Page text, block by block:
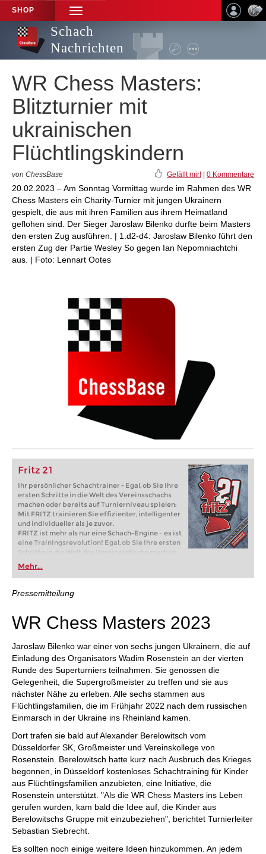
SHOP
TOGGLE
NAVIGATION
Schach
Nachrichten
WR Chess Masters:
Blitzturnier mit
ukrainischen
Flüchtlingskindern
von ChessBase Gefällt mir! 0 Kommentare
20.02.2023 – Am Sonntag Vormittag wurde im Rahmen des WR
Chess Masters ein Charity-Turnier mit jungen Ukrainern
gespielt, die aus mit ihren Familien aus ihrem Heimatland
geflohen sind. Der Sieger Jaroslaw Bilenko durfte beim Masters
den ersten Zug ausführen. | 1.d2-d4: Jaroslaw Bilenko führt den
ersten Zug der Partie Wesley So gegen Ian Nepomniachtchi
aus. | Foto: Lennart Ootes
Fritz 21
Ihr persönlicher Schachtrainer - Egal, ob Sie Ihre
ersten Schritte in die Welt des Vereinsschachs
machen oder bereits auf Turnierniveau spielen:
Mit FRITZ trainieren Sie effizienter, intelligenter
und individueller als je zuvor.
FRITZ ist mehr als nur eine Schach-Engine – es ist
eine Trainingsrevolution! Egal, ob Sie Ihre ersten
Schritte in die Welt des Vereinsschachs machen
oder bereits auf Turnierniveau spielen: Mit
FRITZ trainieren Sie effizienter, intelligenter und
individueller als je zuvor.
Mehr...
Pressemitteilung
WR Chess Masters 2023
Jaroslaw Bilenko war einer von sechs jungen Ukrainern, die auf
Einladung des Organisators Wadim Rosenstein an der vierten
Runde des Superturniers teilnahmen. Sie genossen die
Gelegenheit, die Supergroßmeister zu treffen und sie aus
nächster Nähe zu erleben. Alle sechs stammen aus
Flüchtlingsfamilien, die im Frühjahr 2022 nach dem russischen
Einmarsch in der Ukraine ins Rheinland kamen.
Dort trafen sie bald auf Alexander Berelowitsch vom
Düsseldorfer SK, Großmeister und Vereinskollege von
Rosenstein. Berelowitsch hatte kurz nach Ausbruch des Krieges
begonnen, in Düsseldorf kostenloses Schachtraining für Kinder
aus Flüchtlingsfamilien anzubieten, eine Initiative, die
Rosenstein unterstützt. "Als die WR Chess Masters ins Leben
gerufen wurden, kam bald die Idee auf, die Kinder aus
Berelowitschs Gruppe mit einzubeziehen", berichtet Turnierleiter
Sebastian Siebrecht.
Es sollten noch einige weitere Ideen hinzukommen. An jedem